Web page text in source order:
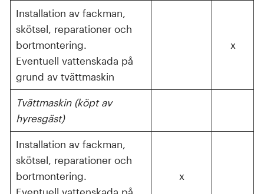
Installation av fackman,
skötsel, reparationer och
bortmontering.
Eventuell vattenskada på
grund av tvättmaskin
x
Tvättmaskin (köpt av
hyresgäst)
Installation av fackman,
skötsel, reparationer och
bortmontering.
Eventuell vattenskada på
x